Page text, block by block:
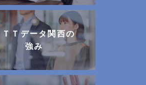
ＴＴデータ関西の
強み